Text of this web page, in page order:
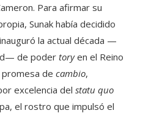
Para afirmar su
Sunak había decidido
la actual década —
de poder toryen el Reino
de cambio,
excelencia del statu quo
el rostro que impulsó el